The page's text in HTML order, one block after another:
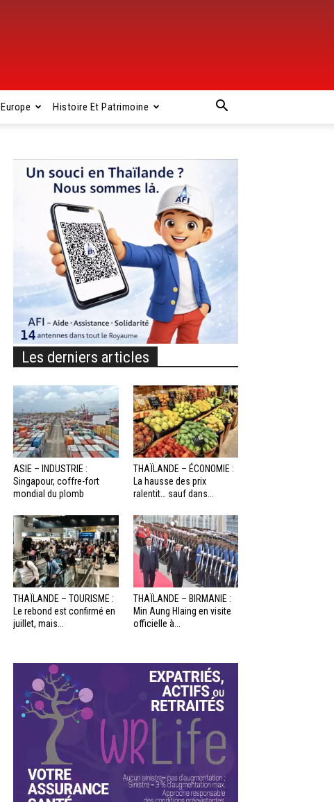
Histoire Et Patrimoine
Les derniers articles
ASIE – INDUSTRIE :
Singapour, coffre-fort
mondial du plomb
THAÏLANDE – ÉCONOMIE :
La hausse des prix
ralentit… sauf dans...
THAÏLANDE – TOURISME :
Le rebond est confirmé en
juillet, mais...
THAÏLANDE – BIRMANIE :
Min Aung Hlaing en visite
officielle à...